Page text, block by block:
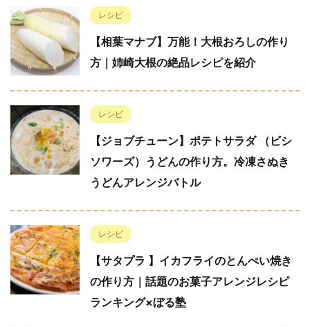
レシピ
【相葉マナブ】万能！大根おろしの作り
方｜姉崎大根の絶品レシピを紹介
レシピ
【ジョブチューン】ポテトサラダ （ビシ
ソワーズ）うどんの作り方。冷凍さぬき
うどんアレンジバトル
レシピ
【サタプラ 】イカフライのとんぺい焼き
の作り方｜話題のお菓子アレンジレシピ
ランキング×ぼる塾